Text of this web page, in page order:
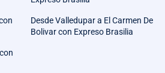
Desde Valledupar a El Carmen De
Bolivar con Expreso Brasilia